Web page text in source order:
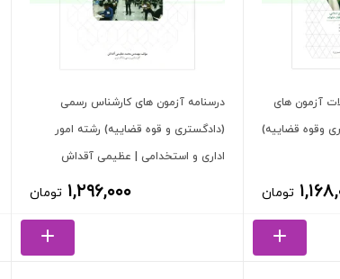
آزمون های
وقوه قضاییه)
تومان
درسنامه آزمون های کارشناس رسمی
(دادگستری و قوه قضاییه) رشته امور
اداری و استخدامی | عظیمی آقداش
۱,۲۹۶,۰۰۰ تومان